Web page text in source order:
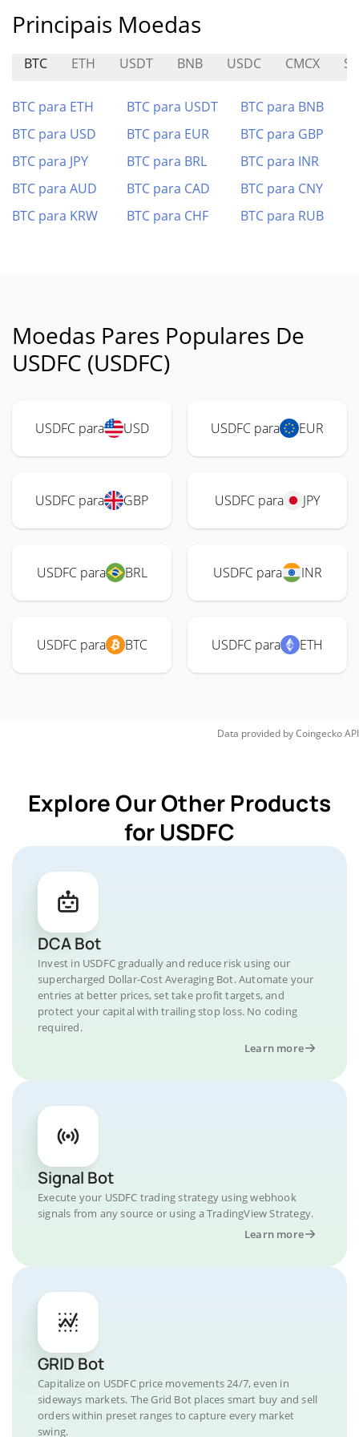
Principais Moedas
BTC ETH USDT BNB USDC CMCX
BTC para ETH BTC para USDT
BTC para BNB
BTC para USD
BTC para EUR
BTC para GBP
BTC para JPY
BTC para BRL
BTC para INR
BTC para AUD
BTC para CAD
BTC para CNY
BTC para KRW
BTC para CHF BTC para RUB
Moedas Pares Populares De
USDFC (USDFC)
USDFC para USD USDFC para EUR
USDFC para GBP USDFC para JPY
USDFC para BRL USDFC para INR
USDFC para BTC USDFC para ETH
Data provided byCoingeckoAPI
Explore Our Other Products
for USDFC
DCA Bot
Invest in USDFC gradually and reduce risk using our
supercharged Dollar-Cost Averaging Bot. Automate your
entries at better prices, set take profit targets, and
protect your capital with trailing stop loss. No coding
required.
Learn more
Signal Bot
Execute your USDFC trading strategy using webhook
signals from any source or using a TradingView Strategy.
Learn more
GRID Bot
Capitalize on USDFC price movements 24/7, even in
sideways markets. The Grid Bot places smart buy and sell
orders within preset ranges to capture every market
swing.